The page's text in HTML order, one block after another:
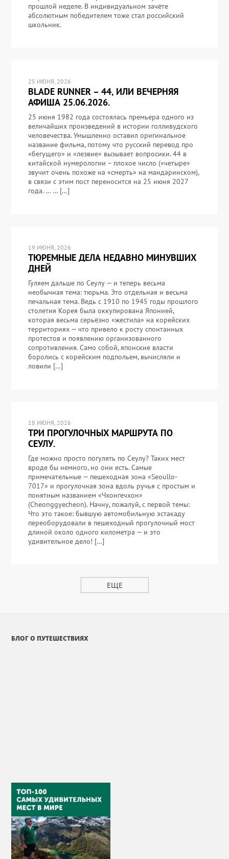
прошлой неделе. В индивидуальном зачёте
абсолютным победителем тоже стал российский
школьник.
25 ИЮНЯ, 2026
BLADE RUNNER – 44, ИЛИ ВЕЧЕРНЯЯ
АФИША 25.06.2026.
25 июня 1982 года состоялась премьера одного из
величайших произведений в истории голливудского
человечества. Умышленно оставил оригинальное
название фильма, потому что русский перевод про
«бегущего» и «лезвие» вызывает вопросики. 44 в
китайской нумерологии – плохое число («четыре»
звучит очень похоже на «смерть» на мандаринском),
в связи с этим пост переносится на 25 июня 2027
года. … … […]
19 ИЮНЯ, 2026
ТЮРЕМНЫЕ ДЕЛА НЕДАВНО МИНУВШИХ
ДНЕЙ
Гуляем дальше по Сеулу — и теперь весьма
необычная тема: тюрьма. Это отдельная и весьма
печальная тема. Ведь с 1910 по 1945 годы прошлого
столетия Корея была оккупирована Японией,
которая весьма серьёзно «жестила» на корейских
территориях — что привело к росту спонтанных
протестов и появлению организованного
сопротивления. Само собой, японские власти
боролись с корейским подпольем, вычисляли и
ловили […]
18 ИЮНЯ, 2026
ТРИ ПРОГУЛОЧНЫХ МАРШРУТА ПО
СЕУЛУ.
Где можно просто погулять по Сеулу? Таких мест
вроде бы немного, но они есть. Самые
примечательные — пешеходная зона «Seoullo-
7017» и прогулочная зона вдоль ручья с простым и
понятным названием «Чхонгечхон»
(Cheonggyecheon). Начну, пожалуй, с первой темы:
Что это такое: бывшую автомобильную эстакаду
переоборудовали в пешеходный прогулочный мост
длиной около одного километра — и это
удивительное дело! […]
ЕЩЕ
БЛОГ О ПУТЕШЕСТВИЯХ